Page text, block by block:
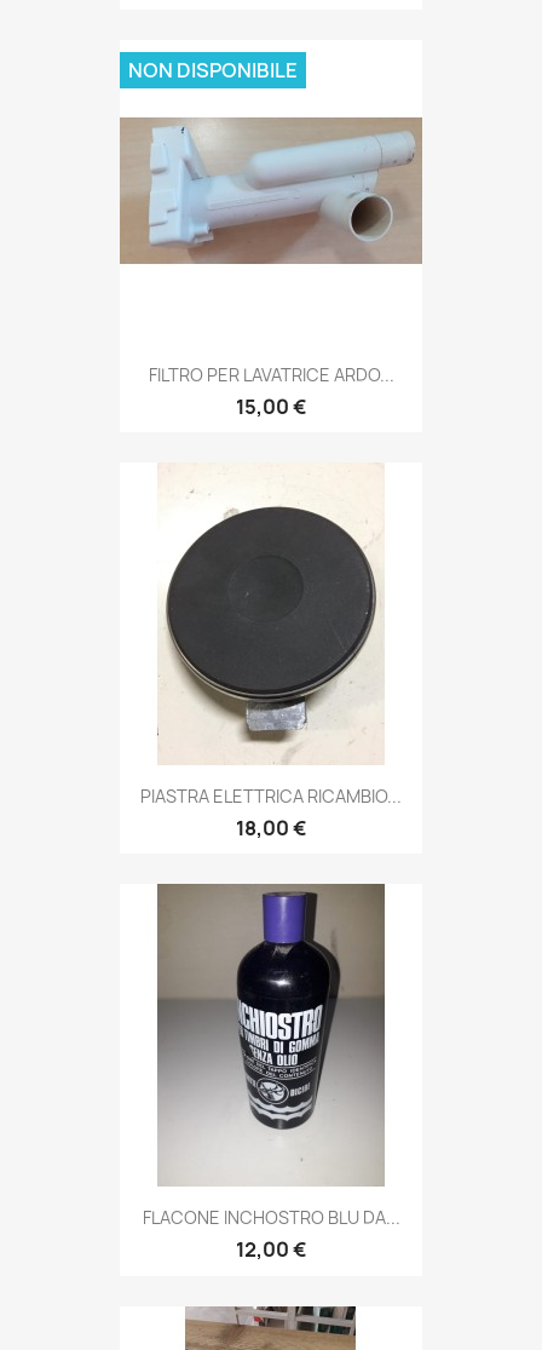
FILTRO PER LAVATRICE ARDO...
15,00 €
NON DISPONIBILE
PIASTRA ELETTRICA RICAMBIO...
18,00 €
FLACONE INCHOSTRO BLU DA...
12,00 €